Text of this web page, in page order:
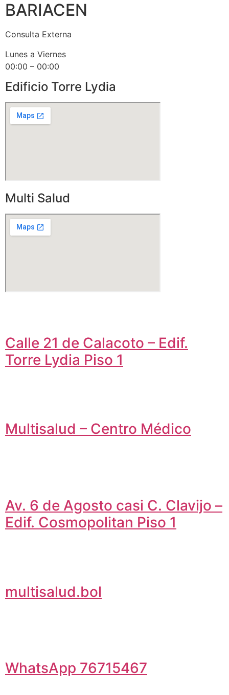
BARIACEN
Consulta Externa
Lunes a Viernes
00:00 – 00:00
Edificio Torre Lydia
Multi Salud
Calle 21 de Calacoto – Edif.
Torre Lydia Piso 1
Multisalud – Centro Médico
Av. 6 de Agosto casi C. Clavijo –
Edif. Cosmopolitan Piso 1
multisalud.bol
WhatsApp 76715467